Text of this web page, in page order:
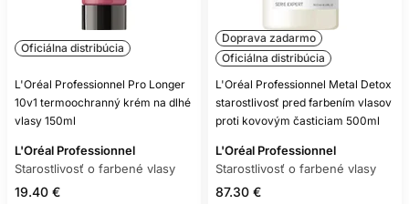
Oficiálna distribúcia
L'Oréal Professionnel Pro Longer
10v1 termoochranný krém na dlhé
vlasy 150ml
L'Oréal Professionnel
Starostlivosť o farbené vlasy
19.40 €
Doprava zadarmo
Oficiálna distribúcia
L'Oréal Professionnel Metal Detox
starostlivosť pred farbením vlasov
proti kovovým časticiam 500ml
L'Oréal Professionnel
Starostlivosť o farbené vlasy
87.30 €